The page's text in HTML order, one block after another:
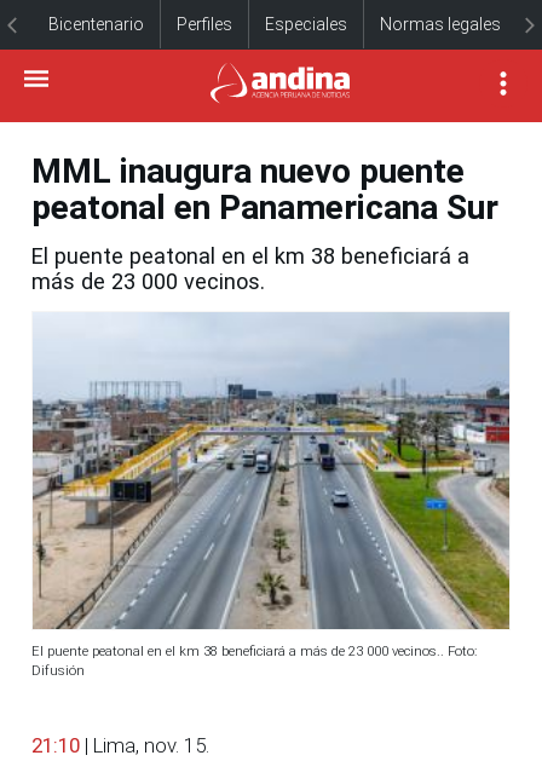
Bicentenario Perfiles Especiales Normas legales
MML inaugura nuevo puente
peatonal en Panamericana Sur
El puente peatonal en el km 38 beneficiará a
más de 23 000 vecinos.
El puente peatonal en el km 38 beneficiará a más de 23 000 vecinos.. Foto:
Difusión
21:10 | Lima, nov. 15.